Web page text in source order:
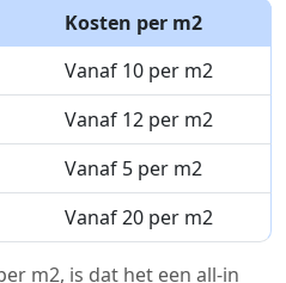
Kosten per m2
Vanaf 10 per m2
Vanaf 12 per m2
Vanaf 5 per m2
Vanaf 20 per m2
m2, is dat het een all-in